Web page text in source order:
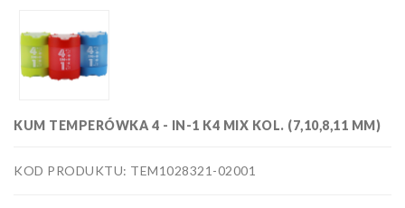
Flamastry,
markery i
szablony
KUM TEMPERÓWKA 4 - IN-1 K4 MIX KOL. (7,10,8,11 MM)
KOD PRODUKTU: TEM1028321-02001